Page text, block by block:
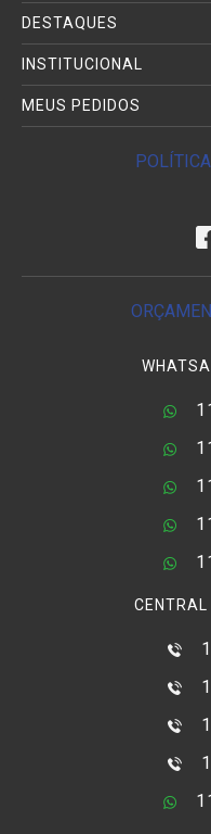
DESTAQUES
INSTITUCIONAL
MEUS PEDIDOS
CENTRAL